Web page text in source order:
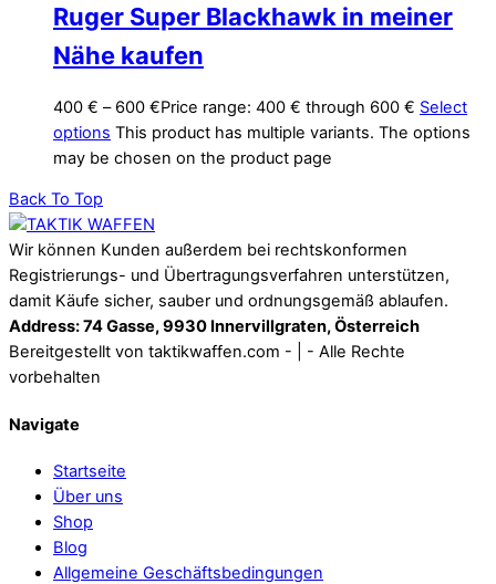
Ruger Super Blackhawk in meiner
Nähe kaufen
400 € – 600 €Price range: 400 € through 600 € Select
options This product has multiple variants. The options
may be chosen on the product page
Back To Top
Wir können Kunden außerdem bei rechtskonformen
Registrierungs- und Übertragungsverfahren unterstützen,
damit Käufe sicher, sauber und ordnungsgemäß ablaufen.
Address: 74 Gasse, 9930 Innervillgraten, Österreich
Bereitgestellt von taktikwaffen.com - | - Alle Rechte
vorbehalten
Navigate
Startseite
Über uns
Shop
Blog
Allgemeine Geschäftsbedingungen